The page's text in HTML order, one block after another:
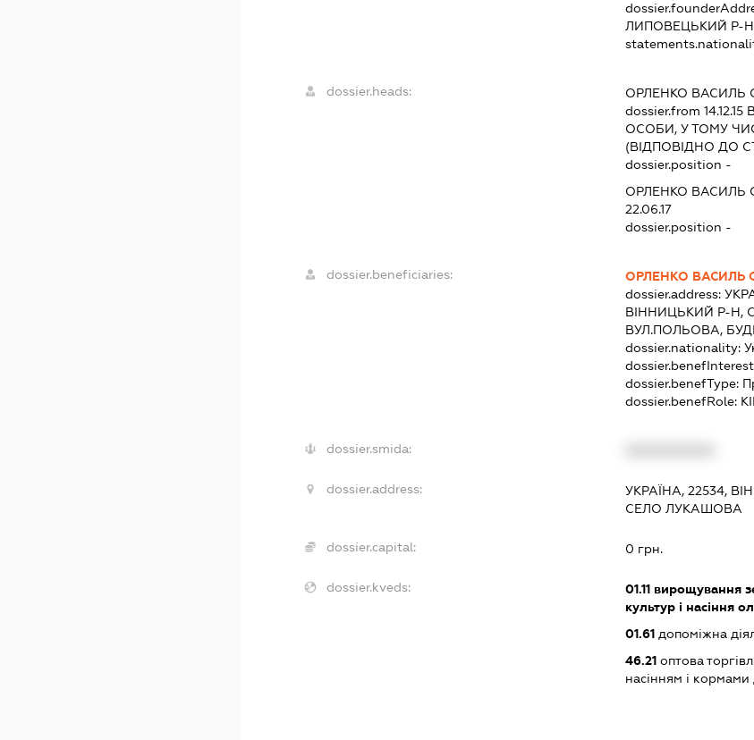
ЛИПОВЕЦЬКИЙ Р-
dossier.heads: ОРЛЕНКО ВАСИЛЬ
dossier.from 14.12.15
ОСОБИ, У ТОМУ
(ВІДПОВІДНО ДО
dossier.position -
ОРЛЕНКО ВАСИЛЬ
22.06.17
dossier.position -
dossier.beneficiaries:
ОРЛЕНКО ВАСИЛЬ
dossier.address:
ВІННИЦЬКИЙ Р-Н,
ВУЛ.ПОЛЬОВА,
dossier.nationality:
dossier.benefType:
dossier.benefRole:
dossier.smida:
dossier.address:
УКРАЇНА, 22534,
СЕЛО ЛУКАШОВА
dossier.capital: 0 грн.
dossier.kveds: 01.11 вирощування
культур і насіння
01.61 допоміжна
46.21 оптова
насінням і кормами